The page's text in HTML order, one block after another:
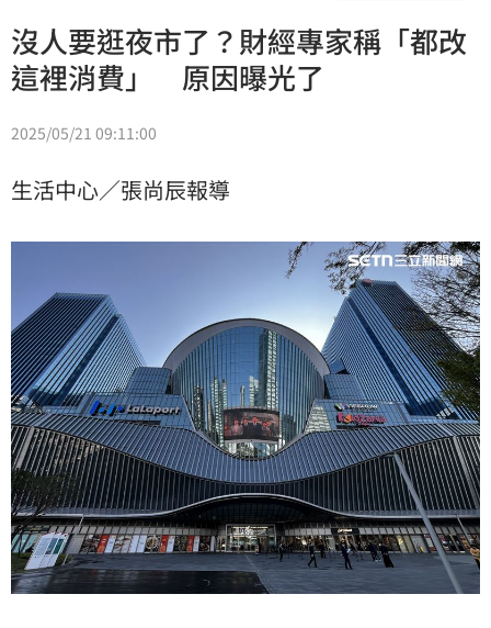
沒人要逛夜市了？財經專家稱「都改
這裡消費」 原因曝光了
2025/05/21 09:11:00
生活中心／張尚辰報導